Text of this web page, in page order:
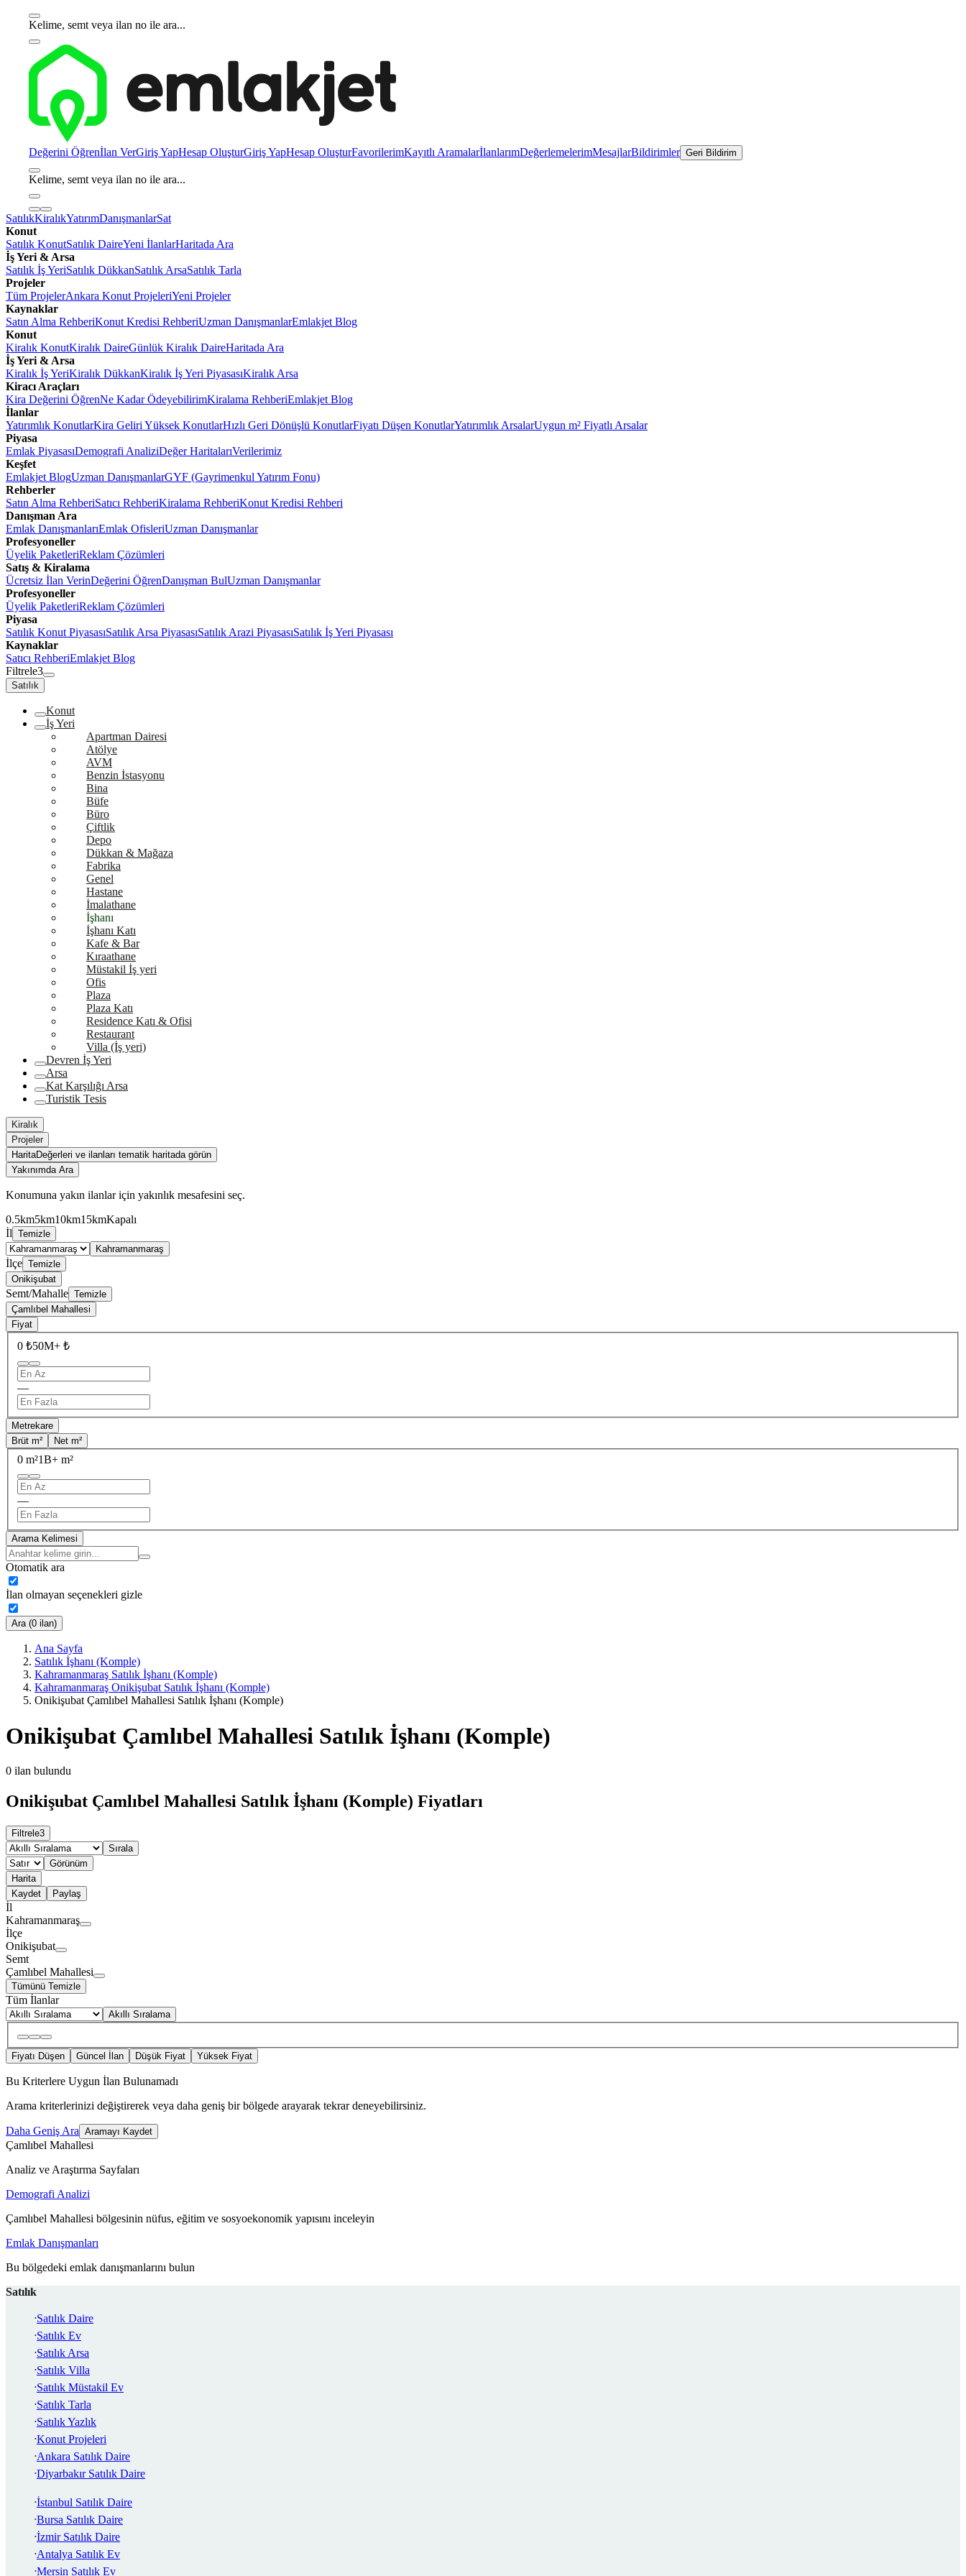
Kelime, semt veya ilan no ile ara...
Değerini Öğrenİlan VerGiriş YapHesap OluşturGiriş YapHesap OluşturFavorilerimKayıtlı AramalarİlanlarımDeğerlemelerimMesajlarBildirimler Geri Bildirim
Kelime, semt veya ilan no ile ara...
SatılıkKiralıkYatırımDanışmanlarSat
Konut
Satılık KonutSatılık DaireYeni İlanlarHaritada Ara
İş Yeri & Arsa
Satılık İş YeriSatılık DükkanSatılık ArsaSatılık Tarla
Projeler
Tüm ProjelerAnkara Konut ProjeleriYeni Projeler
Kaynaklar
Satın Alma RehberiKonut Kredisi RehberiUzman DanışmanlarEmlakjet Blog
Konut
Kiralık KonutKiralık DaireGünlük Kiralık DaireHaritada Ara
İş Yeri & Arsa
Kiralık İş YeriKiralık DükkanKiralık İş Yeri PiyasasıKiralık Arsa
Kiracı Araçları
Kira Değerini ÖğrenNe Kadar ÖdeyebilirimKiralama RehberiEmlakjet Blog
İlanlar
Yatırımlık KonutlarKira Geliri Yüksek KonutlarHızlı Geri Dönüşlü KonutlarFiyatı Düşen KonutlarYatırımlık ArsalarUygun m² Fiyatlı Arsalar
Piyasa
Emlak PiyasasıDemografi AnaliziDeğer HaritalarıVerilerimiz
Keşfet
Emlakjet BlogUzman DanışmanlarGYF (Gayrimenkul Yatırım Fonu)
Rehberler
Satın Alma RehberiSatıcı RehberiKiralama RehberiKonut Kredisi Rehberi
Danışman Ara
Emlak DanışmanlarıEmlak OfisleriUzman Danışmanlar
Profesyoneller
Üyelik PaketleriReklam Çözümleri
Satış & Kiralama
Ücretsiz İlan VerinDeğerini ÖğrenDanışman BulUzman Danışmanlar
Profesyoneller
Üyelik PaketleriReklam Çözümleri
Piyasa
Satılık Konut PiyasasıSatılık Arsa PiyasasıSatılık Arazi PiyasasıSatılık İş Yeri Piyasası
Kaynaklar
Satıcı RehberiEmlakjet Blog
Filtrele3
Satılık
Konut
İş Yeri
Apartman Dairesi
Atölye
AVM
Benzin İstasyonu
Bina
Büfe
Büro
Çiftlik
Depo
Dükkan & Mağaza
Fabrika
Genel
Hastane
İmalathane
İşhanı
İşhanı Katı
Kafe & Bar
Kıraathane
Müstakil İş yeri
Ofis
Plaza
Plaza Katı
Residence Katı & Ofisi
Restaurant
Villa (İş yeri)
Devren İş Yeri
Arsa
Kat Karşılığı Arsa
Turistik Tesis
Kiralık
Projeler
HaritaDeğerleri ve ilanları tematik haritada görün
Yakınımda Ara
Konumuna yakın ilanlar için yakınlık mesafesini seç.
0.5km5km10km15kmKapalı
İl Temizle
Kahramanmaraş
İlçe Temizle
Onikişubat
Semt/Mahalle Temizle
Çamlıbel Mahallesi
Fiyat
0 ₺50M+ ₺
—
Metrekare
Brüt m²
Net m²
0 m²1B+ m²
—
Arama Kelimesi
Otomatik ara
İlan olmayan seçenekleri gizle
Ara (0 ilan)
Ana Sayfa
Satılık İşhanı (Komple)
Kahramanmaraş Satılık İşhanı (Komple)
Kahramanmaraş Onikişubat Satılık İşhanı (Komple)
Onikişubat Çamlıbel Mahallesi Satılık İşhanı (Komple)
Onikişubat Çamlıbel Mahallesi Satılık İşhanı (Komple)
0 ilan bulundu
Onikişubat Çamlıbel Mahallesi Satılık İşhanı (Komple) Fiyatları
Filtrele3
Sırala
Görünüm
Harita
Kaydet
Paylaş
İl
Kahramanmaraş
İlçe
Onikişubat
Semt
Çamlıbel Mahallesi
Tümünü Temizle
Tüm İlanlar
Akıllı Sıralama
Fiyatı Düşen Güncel İlan Düşük Fiyat Yüksek Fiyat
Bu Kriterlere Uygun İlan Bulunamadı
Arama kriterlerinizi değiştirerek veya daha geniş bir bölgede arayarak tekrar deneyebilirsiniz.
Daha Geniş Ara Aramayı Kaydet
Çamlıbel Mahallesi
Analiz ve Araştırma Sayfaları
Demografi Analizi
Çamlıbel Mahallesi bölgesinin nüfus, eğitim ve sosyoekonomik yapısını inceleyin
Emlak Danışmanları
Bu bölgedeki emlak danışmanlarını bulun
Satılık
Satılık Daire
Satılık Ev
Satılık Arsa
Satılık Villa
Satılık Müstakil Ev
Satılık Tarla
Satılık Yazlık
Konut Projeleri
Ankara Satılık Daire
Diyarbakır Satılık Daire
İstanbul Satılık Daire
Bursa Satılık Daire
İzmir Satılık Daire
Antalya Satılık Ev
Mersin Satılık Ev